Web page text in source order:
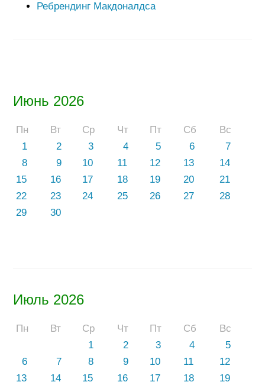
Июнь 2026
Пн Вт Ср Чт Пт Сб
Вс
1
2 3 4 5 6
7
8
9 10 11 12 13
14
15
16 17 18 19 20
21
22
23 24 25 26 27
28
29
30
Июль 2026
Пн Вт Ср Чт Пт Сб
Вс
1
2 3 4
5
6
7 8 9 10 11
12
13
14 15 16 17 18
19
Ребрендинг Макдоналдса